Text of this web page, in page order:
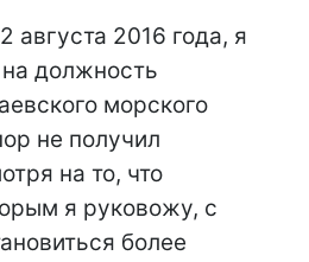
августа 2016 года, я
должность
морского
не получил
на то, что
я руковожу, с
более